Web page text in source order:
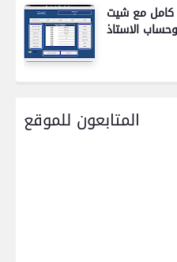
كامل مع شيت
الاستاذ
المتابعون للموقع